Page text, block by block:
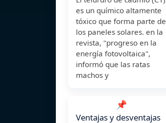
es un químico altamente
tóxico que forma parte de
los paneles solares. en la
revista, "progreso en la
energía fotovoltaica",
informó que las ratas
machos y
📌
Ventajas y desventajas